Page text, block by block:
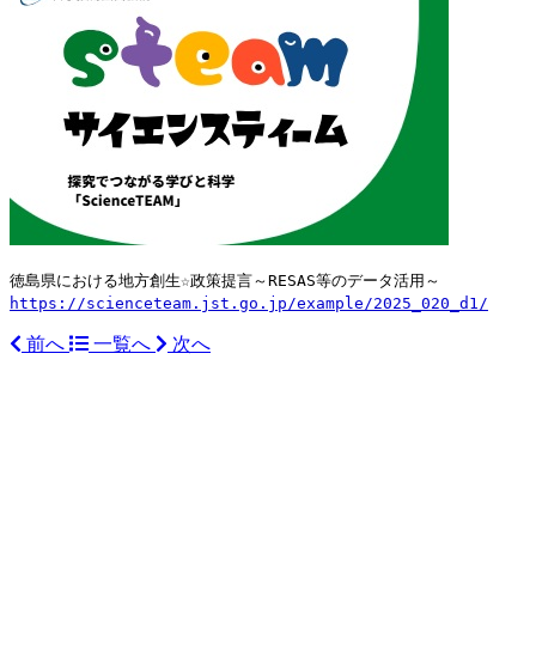
徳島県における地方創生☆政策提言～RESAS等のデータ活用～
https://scienceteam.jst.go.jp/example/2025_020_d1/
前へ 一覧へ 次へ